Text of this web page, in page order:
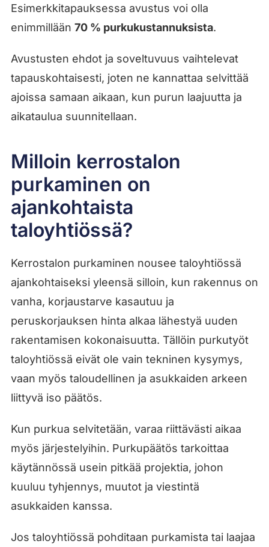
Esimerkkitapauksessa avustus voi olla
enimmillään 70 % purkukustannuksista.
Avustusten ehdot ja soveltuvuus vaihtelevat
tapauskohtaisesti, joten ne kannattaa selvittää
ajoissa samaan aikaan, kun purun laajuutta ja
aikataulua suunnitellaan.
Milloin kerrostalon
purkaminen on
ajankohtaista
taloyhtiössä?
Kerrostalon purkaminen nousee taloyhtiössä
ajankohtaiseksi yleensä silloin, kun rakennus on
vanha, korjaustarve kasautuu ja
peruskorjauksen hinta alkaa lähestyä uuden
rakentamisen kokonaisuutta. Tällöin purkutyöt
taloyhtiössä eivät ole vain tekninen kysymys,
vaan myös taloudellinen ja asukkaiden arkeen
liittyvä iso päätös.
Kun purkua selvitetään, varaa riittävästi aikaa
myös järjestelyihin. Purkupäätös tarkoittaa
käytännössä usein pitkää projektia, johon
kuuluu tyhjennys, muutot ja viestintä
asukkaiden kanssa.
Jos taloyhtiössä pohditaan purkamista tai laajaa